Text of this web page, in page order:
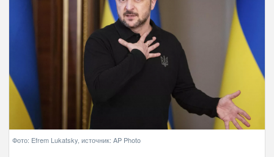
Фото: Efrem Lukatsky, источник: AP Photo